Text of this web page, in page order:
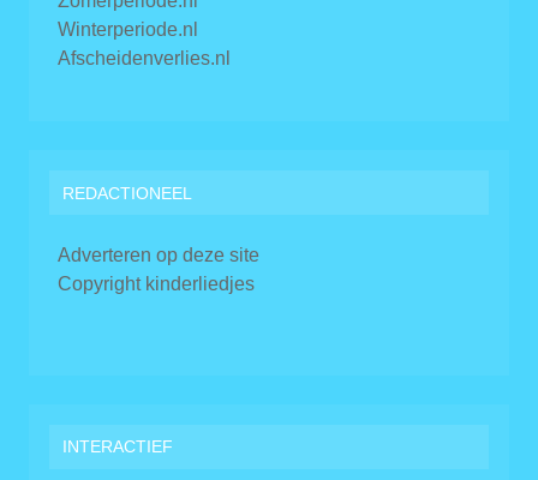
Winterperiode.nl
Afscheidenverlies.nl
REDACTIONEEL
Adverteren op deze site
Copyright kinderliedjes
INTERACTIEF